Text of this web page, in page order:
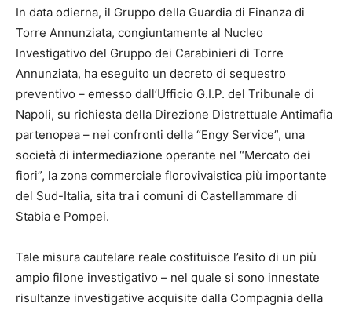
In data odierna, il Gruppo della Guardia di Finanza di
Torre Annunziata, congiuntamente al Nucleo
Investigativo del Gruppo dei Carabinieri di Torre
Annunziata, ha eseguito un decreto di sequestro
preventivo – emesso dall’Ufficio G.I.P. del Tribunale di
Napoli, su richiesta della Direzione Distrettuale Antimafia
partenopea – nei confronti della “Engy Service”, una
società di intermediazione operante nel “Mercato dei
fiori”, la zona commerciale florovivaistica più importante
del Sud-Italia, sita tra i comuni di Castellammare di
Stabia e Pompei.
Tale misura cautelare reale costituisce l’esito di un più
ampio filone investigativo – nel quale si sono innestate
risultanze investigative acquisite dalla Compagnia della